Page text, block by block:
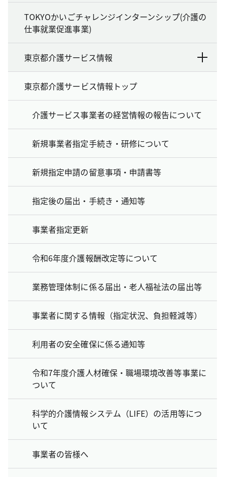
TOKYOかいごチャレンジインターンシップ(介護の
仕事就業促進事業)
東京都介護サービス情報
東京都介護サービス情報トップ
介護サービス事業者の経営情報の報告について
新規事業者指定手続き・研修について
新規指定申請の留意事項・申請書等
指定後の届出・手続き・通知等
事業者指定更新
令和6年度介護報酬改定等について
業務管理体制に係る届出・老人福祉法の届出等
事業者に関する情報（指定状況、負担軽減等）
利用者の安全確保に係る通知等
令和7年度介護人材確保・職場環境改善等事業に
ついて
科学的介護情報システム（LIFE）の活用等につ
いて
事業者の皆様へ